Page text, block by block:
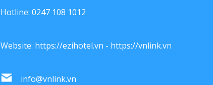
Hotline: 0247 108 1012
Website: https://ezihotel.vn - https://vnlink.vn
info@vnlink.vn